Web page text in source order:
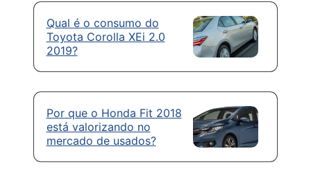
Qual é o consumo do
Toyota Corolla XEi 2.0
2019?
Por que o Honda Fit 2018
está valorizando no
mercado de usados?